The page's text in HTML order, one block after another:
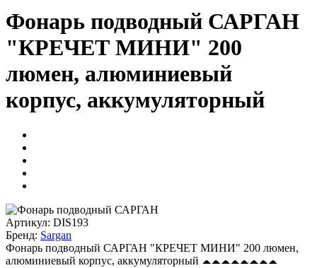
Фонарь подводный САРГАН
"КРЕЧЕТ МИНИ" 200
люмен, алюминиевый
корпус, аккумуляторный
Артикул: DIS193
Бренд: Sargan
Фонарь подводный САРГАН "КРЕЧЕТ МИНИ" 200 люмен,
алюминиевый корпус, аккумуляторный